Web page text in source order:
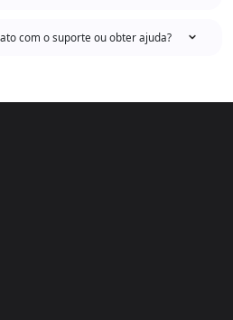
com o suporte ou obter ajuda?